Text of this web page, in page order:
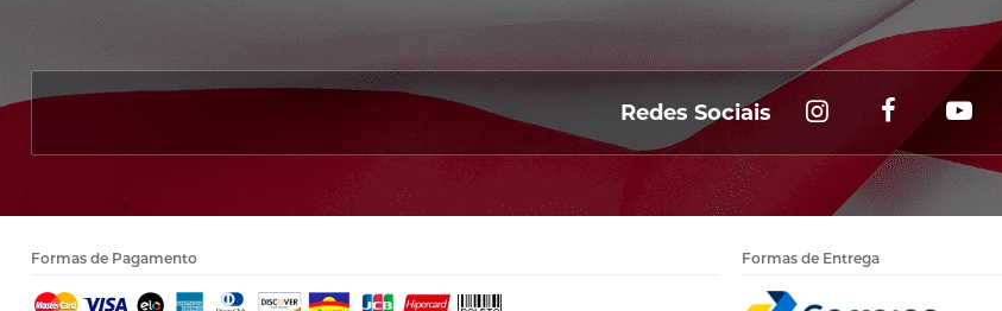
Redes Sociais
Formas de Pagamento Formas de Entrega